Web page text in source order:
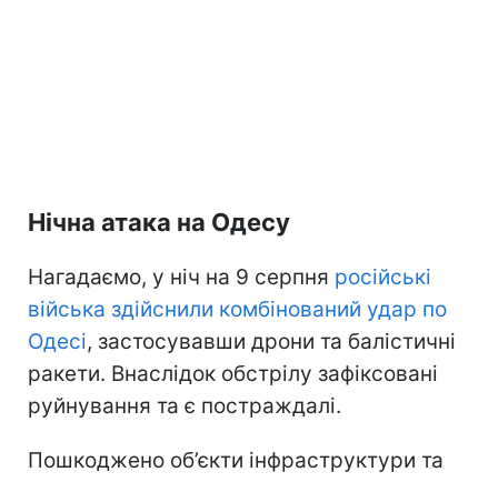
Нічна атака на Одесу
Нагадаємо, у ніч на 9 серпня російські
війська здійснили комбінований удар по
Одесі, застосувавши дрони та балістичні
ракети. Внаслідок обстрілу зафіксовані
руйнування та є постраждалі.
Пошкоджено об’єкти інфраструктури та